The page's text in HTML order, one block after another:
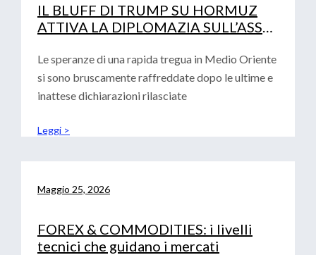
IL BLUFF DI TRUMP SU HORMUZ
ATTIVA LA DIPLOMAZIA SULL’ASSE
Le speranze di una rapida tregua in Medio Oriente
si sono bruscamente raffreddate dopo le ultime e
inattese dichiarazioni rilasciate
Leggi >
Maggio 25, 2026
FOREX & COMMODITIES: i livelli
tecnici che guidano i mercati